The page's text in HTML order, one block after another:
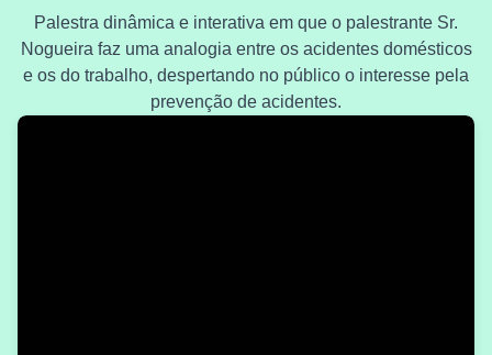
Palestra dinâmica e interativa em que o palestrante Sr.
Nogueira faz uma analogia entre os acidentes domésticos
e os do trabalho, despertando no público o interesse pela
prevenção de acidentes.